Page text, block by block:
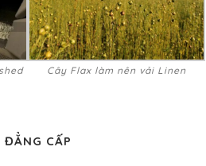
Cây Flax làm nên vải Linen
ĐẲNG CẤP